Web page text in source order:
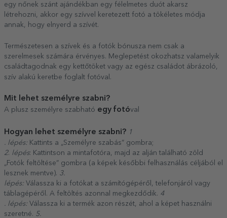
egy nőnek szánt ajándékban egy félelmetes duót akarsz
létrehozni, akkor egy szívvel keretezett fotó a tökéletes módja
annak, hogy elnyerd a szívét.
Természetesen a szívek és a fotók bónusza nem csak a
szerelmesek számára érvényes. Meglepetést okozhatsz valamelyik
családtagodnak egy kettőtöket vagy az egész családot ábrázoló,
szív alakú keretbe foglalt fotóval.
Mit lehet személyre szabni?
A plusz személyre szabható egy fotóval
Hogyan lehet személyre szabni? 1
. lépés: Kattints a „Személyre szabás” gombra;
2. lépés: Kattintson a mintafotóra, majd az alján található zöld
„Fotók feltöltése” gombra (a képek későbbi felhasználás céljából el
lesznek mentve). 3.
lépés: Válassza ki a fotókat a számítógépéről, telefonjáról vagy
táblagépéről. A feltöltés azonnal megkezdődik. 4
. lépés: Válassza ki a termék azon részét, ahol a képet használni
szeretné. 5.